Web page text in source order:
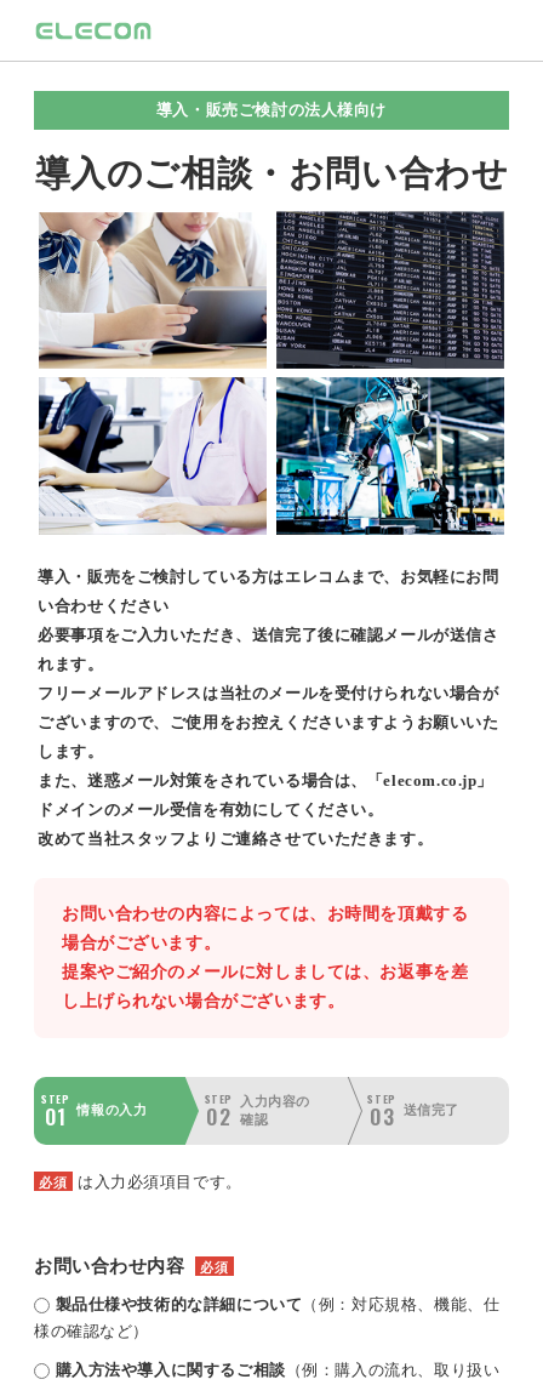
導入・販売ご検討の法人様向け
導入のご相談・お問い合わせ
導入・販売をご検討している方はエレコムまで、お気軽にお問
い合わせください
必要事項をご入力いただき、送信完了後に確認メールが送信さ
れます。
フリーメールアドレスは当社のメールを受付けられない場合が
ございますので、ご使用をお控えくださいますようお願いいた
します。
また、迷惑メール対策をされている場合は、「elecom.co.jp」
ドメインのメール受信を有効にしてください。
改めて当社スタッフよりご連絡させていただきます。
お問い合わせの内容によっては、お時間を頂戴する
場合がございます。
提案やご紹介のメールに対しましては、お返事を差
し上げられない場合がございます。
STEP
01 情報の入力
STEP
02
入力内容の
確認
STEP
03 送信完了
必須 は入力必須項目です。
お問い合わせ内容 必須
製品仕様や技術的な詳細について （例：対応規格、機能、仕
様の確認など）
購入方法や導入に関するご相談 （例：購入の流れ、取り扱い